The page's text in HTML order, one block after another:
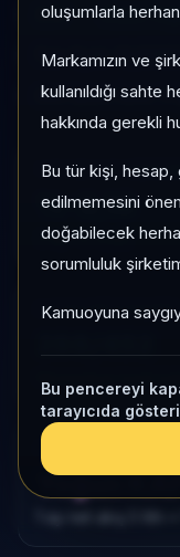
oluşumlarla
Markamızın ve
kullanıldığı sahte
hakkında gerekli
Bu tür kişi, hesap,
edilmemesini
doğabilecek
sorumluluk
Kamuoyuna
Bu pencereyi
tarayıcıda
ZJV Hisse
Son fiyat:
Son işlem farkı: 0
1 AY VE 3 AY
%-3,18
3 Ay:%-0,82
KATEGORI KONUMU
Momentum bazlı
Yoğun